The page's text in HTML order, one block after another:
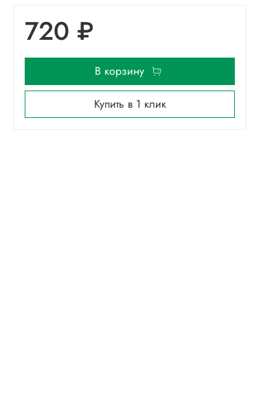
720 ₽
В корзину
Купить в 1 клик